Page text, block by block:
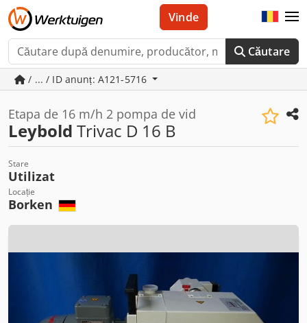
Căutare
Vinde
/ ... / ID anunț: A121-5716
Etapa de 16 m/h 2 pompa de vid
Leybold Trivac D 16 B
Stare
Utilizat
Locație
Borken